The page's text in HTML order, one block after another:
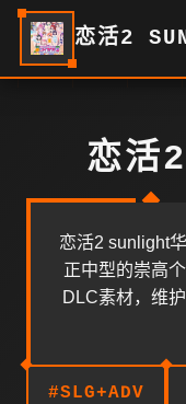
恋活2
恋活
恋活2 sunlight
正中型的崇高
DLC素材，维
#SLG+ADV